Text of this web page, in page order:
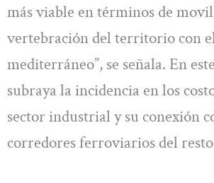
más viable en términos de
vertebración del territorio con
mediterráneo”, se señala. En
subraya la incidencia en los
sector industrial y su conexión
corredores ferroviarios del